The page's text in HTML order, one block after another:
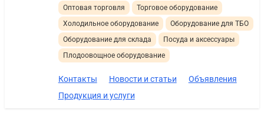
Оптовая торговля
Торговое оборудование
Холодильное оборудование
Оборудование для ТБО
Оборудование для склада
Посуда и аксессуары
Плодоовощное оборудование
Контакты Новости и статьи
Объявления
Продукция и услуги